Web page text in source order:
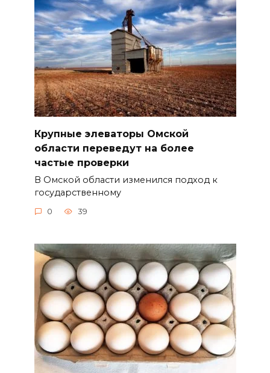
Крупные элеваторы Омской
области переведут на более
частые проверки
В Омской области изменился подход к
государственному
0 39